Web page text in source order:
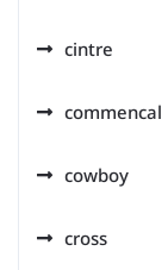
cintre
commencal
cowboy
cross